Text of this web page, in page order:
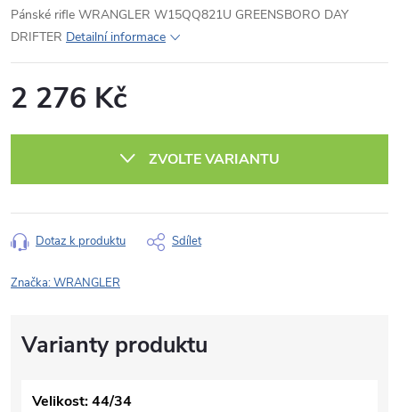
Pánské rifle WRANGLER W15QQ821U GREENSBORO DAY
DRIFTER Detailní informace
2 276 Kč
ZVOLTE VARIANTU
Dotaz k produktu Sdílet
Značka:WRANGLER
Velikost: 44/34